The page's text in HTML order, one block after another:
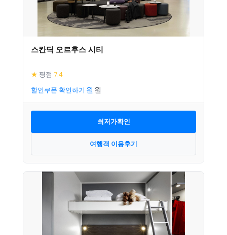
스칸딕 오르후스 시티
★ 평점 7.4
할인쿠폰 확인하기
최저가확인
여행객 이용후기